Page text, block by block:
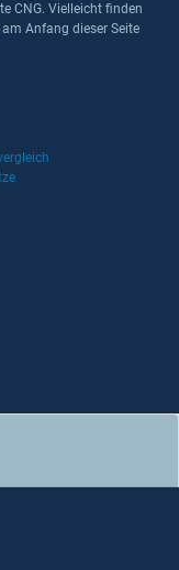
CNG. Vielleicht finden
Anfang dieser Seite